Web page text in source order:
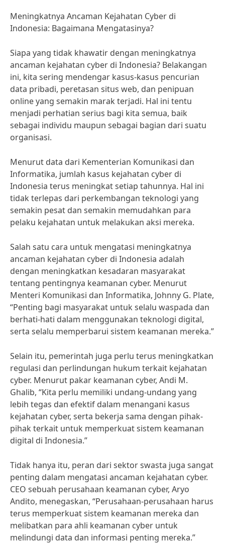
Meningkatnya Ancaman Kejahatan Cyber di
Indonesia: Bagaimana Mengatasinya?
Siapa yang tidak khawatir dengan meningkatnya
ancaman kejahatan cyber di Indonesia? Belakangan
ini, kita sering mendengar kasus-kasus pencurian
data pribadi, peretasan situs web, dan penipuan
online yang semakin marak terjadi. Hal ini tentu
menjadi perhatian serius bagi kita semua, baik
sebagai individu maupun sebagai bagian dari suatu
organisasi.
Menurut data dari Kementerian Komunikasi dan
Informatika, jumlah kasus kejahatan cyber di
Indonesia terus meningkat setiap tahunnya. Hal ini
tidak terlepas dari perkembangan teknologi yang
semakin pesat dan semakin memudahkan para
pelaku kejahatan untuk melakukan aksi mereka.
Salah satu cara untuk mengatasi meningkatnya
ancaman kejahatan cyber di Indonesia adalah
dengan meningkatkan kesadaran masyarakat
tentang pentingnya keamanan cyber. Menurut
Menteri Komunikasi dan Informatika, Johnny G. Plate,
“Penting bagi masyarakat untuk selalu waspada dan
berhati-hati dalam menggunakan teknologi digital,
serta selalu memperbarui sistem keamanan mereka.”
Selain itu, pemerintah juga perlu terus meningkatkan
regulasi dan perlindungan hukum terkait kejahatan
cyber. Menurut pakar keamanan cyber, Andi M.
Ghalib, “Kita perlu memiliki undang-undang yang
lebih tegas dan efektif dalam menangani kasus
kejahatan cyber, serta bekerja sama dengan pihak-
pihak terkait untuk memperkuat sistem keamanan
digital di Indonesia.”
Tidak hanya itu, peran dari sektor swasta juga sangat
penting dalam mengatasi ancaman kejahatan cyber.
CEO sebuah perusahaan keamanan cyber, Aryo
Andito, menegaskan, “Perusahaan-perusahaan harus
terus memperkuat sistem keamanan mereka dan
melibatkan para ahli keamanan cyber untuk
melindungi data dan informasi penting mereka.”